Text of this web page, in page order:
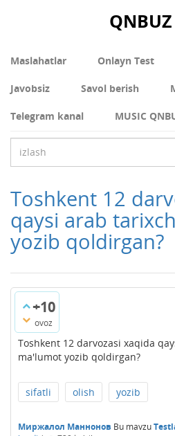
QNBUZ
Maslahatlar Onlayn Test
Javobsiz Savol berish
Telegram kanal MUSIC
Toshkent 12
qaysi arab
yozib qoldirgan?
+10
ovoz
Toshkent 12 darvozasi xaqida
ma'lumot yozib qoldirgan?
sifatli olish yozib
Миржалол Маннонов Bu mavzu